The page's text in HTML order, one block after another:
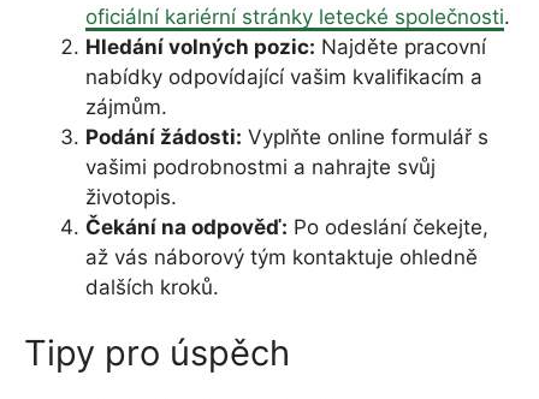
oficiální kariérní stránky letecké společnosti.
Hledání volných pozic: Najděte pracovní
nabídky odpovídající vašim kvalifikacím a
zájmům.
Podání žádosti: Vyplňte online formulář s
vašimi podrobnostmi a nahrajte svůj
životopis.
Čekání na odpověď: Po odeslání čekejte,
až vás náborový tým kontaktuje ohledně
dalších kroků.
Tipy pro úspěch